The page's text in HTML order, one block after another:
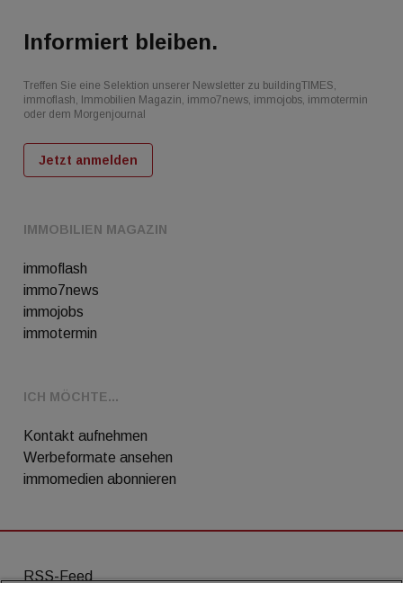
IMMOBILIEN MAGAZIN
immoflash
immo7news
immojobs
immotermin
ICH MÖCHTE...
Kontakt aufnehmen
Werbeformate ansehen
immomedien abonnieren
Informiert bleiben.
Treffen Sie eine Selektion unserer Newsletter zu buildingTIMES,
immoflash, Immobilien Magazin, immo7news, immojobs, immotermin
oder dem Morgenjournal
Jetzt anmelden
RSS-Feed